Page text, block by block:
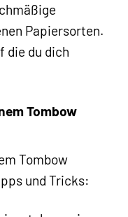
Papiersorten.
die du dich
Tombow
Tombow
und Tricks: